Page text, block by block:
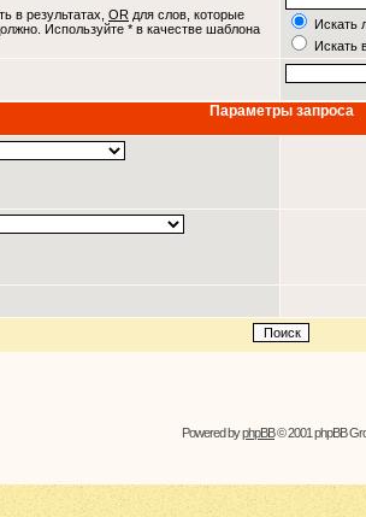
в результатах, OR для слов, которые
Используйте * в качестве шаблона
Искать
Искать
Параметры запроса
Powered byphpBB© 2001 phpBB